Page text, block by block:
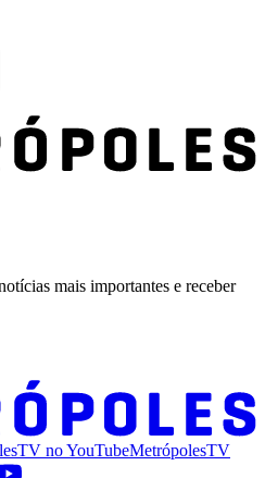
mais importantes e receber
noYouTubeMetrópolesTV